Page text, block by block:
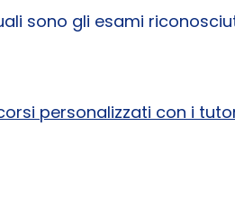
sono gli esami
personalizzati con i